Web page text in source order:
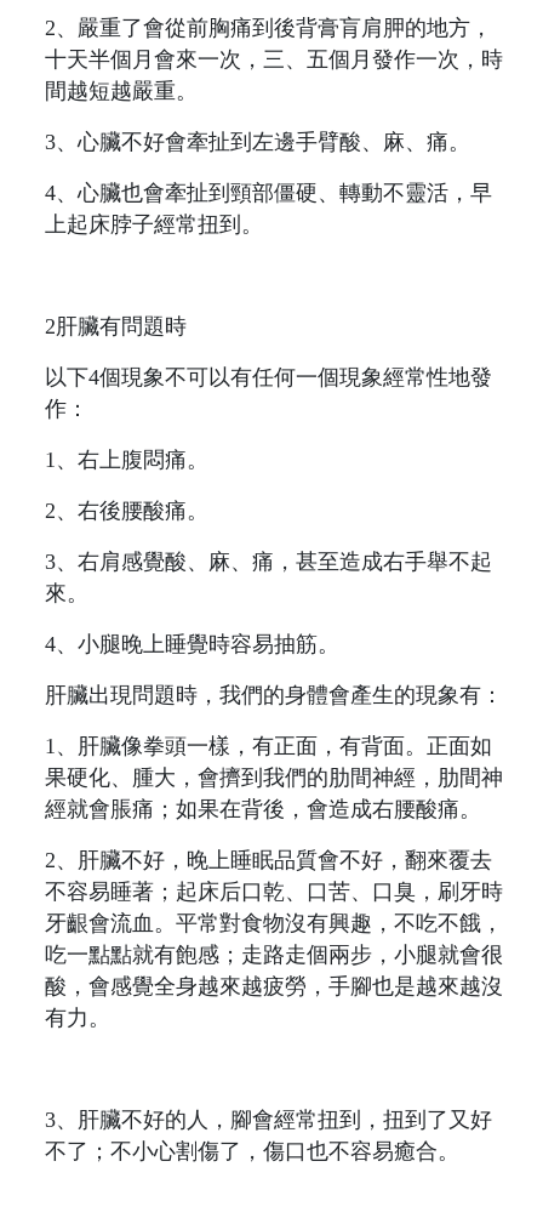
2、嚴重了會從前胸痛到後背膏肓肩胛的地方，
十天半個月會來一次，三、五個月發作一次，時
間越短越嚴重。
3、心臟不好會牽扯到左邊手臂酸、麻、痛。
4、心臟也會牽扯到頸部僵硬、轉動不靈活，早
上起床脖子經常扭到。
2肝臟有問題時
以下4個現象不可以有任何一個現象經常性地發
作：
1、右上腹悶痛。
2、右後腰酸痛。
3、右肩感覺酸、麻、痛，甚至造成右手舉不起
來。
4、小腿晚上睡覺時容易抽筋。
肝臟出現問題時，我們的身體會產生的現象有：
1、肝臟像拳頭一樣，有正面，有背面。正面如
果硬化、腫大，會擠到我們的肋間神經，肋間神
經就會脹痛；如果在背後，會造成右腰酸痛。
2、肝臟不好，晚上睡眠品質會不好，翻來覆去
不容易睡著；起床后口乾、口苦、口臭，刷牙時
牙齦會流血。平常對食物沒有興趣，不吃不餓，
吃一點點就有飽感；走路走個兩步，小腿就會很
酸，會感覺全身越來越疲勞，手腳也是越來越沒
有力。
3、肝臟不好的人，腳會經常扭到，扭到了又好
不了；不小心割傷了，傷口也不容易癒合。